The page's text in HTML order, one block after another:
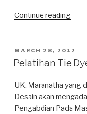
Continue reading
di
POSTED
ON
MARCH 28, 2012
Pelatihan Tie
UK. Maranatha yang
Desain akan
Pengabdian Pada